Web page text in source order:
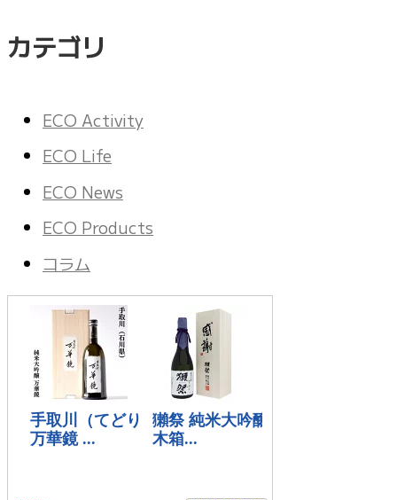
カテゴリ
ECO Activity
ECO Life
ECO News
ECO Products
コラム